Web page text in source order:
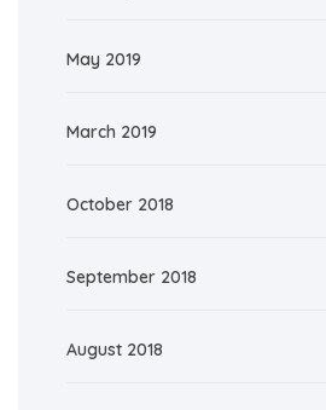
May 2019
March 2019
October 2018
September 2018
August 2018